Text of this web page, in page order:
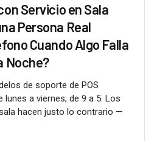
Servicio en Sala
Persona Real
Cuando Algo Falla
Noche?
de soporte de POS
lunes a viernes, de 9 a 5. Los
hacen justo lo contrario —